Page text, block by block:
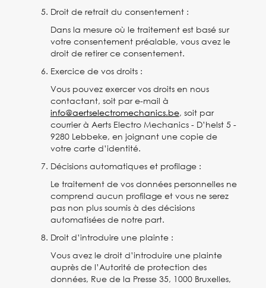
Droit de retrait du consentement :
Dans la mesure où le traitement est basé sur
votre consentement préalable, vous avez le
droit de retirer ce consentement.
Exercice de vos droits :
Vous pouvez exercer vos droits en nous
contactant, soit par e-mail à
info@aertselectromechanics.be, soit par
courrier à Aerts Electro Mechanics - D’helst 5 -
9280 Lebbeke, en joignant une copie de
votre carte d’identité.
Décisions automatiques et profilage :
Le traitement de vos données personnelles ne
comprend aucun profilage et vous ne serez
pas non plus soumis à des décisions
automatisées de notre part.
Droit d’introduire une plainte :
Vous avez le droit d’introduire une plainte
auprès de l’Autorité de protection des
données, Rue de la Presse 35, 1000 Bruxelles,